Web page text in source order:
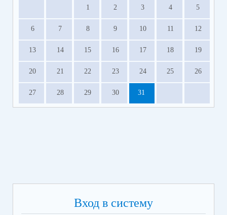
1 2 3 4 5
6 7 8 9 10 11 12
13 14 15 16 17 18 19
20 21 22 23 24 25 26
27 28 29 30 31
Вход в систему